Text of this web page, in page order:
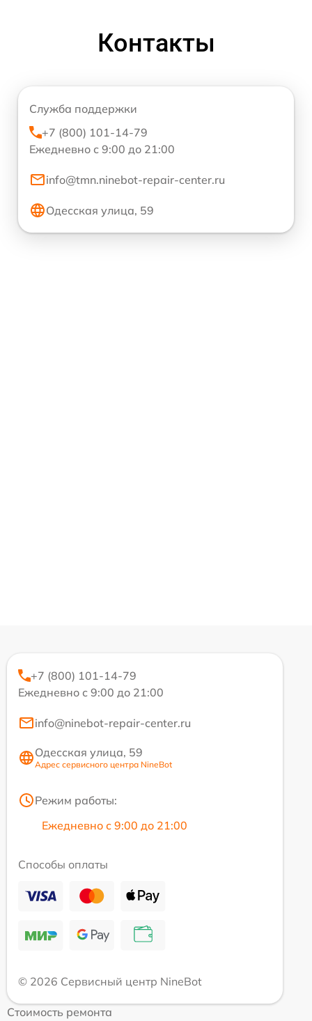
Контакты
Служба поддержки
+7 (800) 101-14-79
Ежедневно с 9:00 до 21:00
info@tmn.ninebot-repair-center.ru
Одесская улица, 59
+7 (800) 101-14-79
Ежедневно с 9:00 до 21:00
info@ninebot-repair-center.ru
Одесская улица, 59
Адрес сервисного центра NineBot
Режим работы:
Ежедневно с 9:00 до 21:00
Способы оплаты
© 2026 Сервисный центр NineBot
Стоимость ремонта